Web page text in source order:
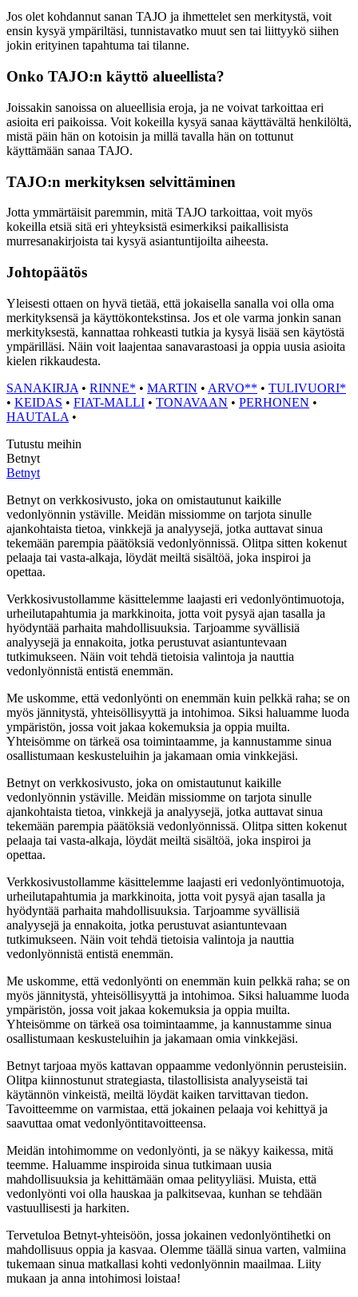
Jos olet kohdannut sanan TAJO ja ihmettelet sen merkitystä, voit
ensin kysyä ympäriltäsi, tunnistavatko muut sen tai liittyykö siihen
jokin erityinen tapahtuma tai tilanne.
Onko TAJO:n käyttö alueellista?
Joissakin sanoissa on alueellisia eroja, ja ne voivat tarkoittaa eri
asioita eri paikoissa. Voit kokeilla kysyä sanaa käyttävältä henkilöltä,
mistä päin hän on kotoisin ja millä tavalla hän on tottunut
käyttämään sanaa TAJO.
TAJO:n merkityksen selvittäminen
Jotta ymmärtäisit paremmin, mitä TAJO tarkoittaa, voit myös
kokeilla etsiä sitä eri yhteyksistä esimerkiksi paikallisista
murresanakirjoista tai kysyä asiantuntijoilta aiheesta.
Johtopäätös
Yleisesti ottaen on hyvä tietää, että jokaisella sanalla voi olla oma
merkityksensä ja käyttökontekstinsa. Jos et ole varma jonkin sanan
merkityksestä, kannattaa rohkeasti tutkia ja kysyä lisää sen käytöstä
ympärilläsi. Näin voit laajentaa sanavarastoasi ja oppia uusia asioita
kielen rikkaudesta.
SANAKIRJA • RINNE* • MARTIN • ARVO** • TULIVUORI*
• KEIDAS • FIAT-MALLI • TONAVAAN • PERHONEN •
HAUTALA •
Tutustu meihin
Betnyt
Betnyt
Betnyt on verkkosivusto, joka on omistautunut kaikille
vedonlyönnin ystäville. Meidän missiomme on tarjota sinulle
ajankohtaista tietoa, vinkkejä ja analyysejä, jotka auttavat sinua
tekemään parempia päätöksiä vedonlyönnissä. Olitpa sitten kokenut
pelaaja tai vasta-alkaja, löydät meiltä sisältöä, joka inspiroi ja
opettaa.
Verkkosivustollamme käsittelemme laajasti eri vedonlyöntimuotoja,
urheilutapahtumia ja markkinoita, jotta voit pysyä ajan tasalla ja
hyödyntää parhaita mahdollisuuksia. Tarjoamme syvällisiä
analyysejä ja ennakoita, jotka perustuvat asiantuntevaan
tutkimukseen. Näin voit tehdä tietoisia valintoja ja nauttia
vedonlyönnistä entistä enemmän.
Me uskomme, että vedonlyönti on enemmän kuin pelkkä raha; se on
myös jännitystä, yhteisöllisyyttä ja intohimoa. Siksi haluamme luoda
ympäristön, jossa voit jakaa kokemuksia ja oppia muilta.
Yhteisömme on tärkeä osa toimintaamme, ja kannustamme sinua
osallistumaan keskusteluihin ja jakamaan omia vinkkejäsi.
Betnyt on verkkosivusto, joka on omistautunut kaikille
vedonlyönnin ystäville. Meidän missiomme on tarjota sinulle
ajankohtaista tietoa, vinkkejä ja analyysejä, jotka auttavat sinua
tekemään parempia päätöksiä vedonlyönnissä. Olitpa sitten kokenut
pelaaja tai vasta-alkaja, löydät meiltä sisältöä, joka inspiroi ja
opettaa.
Verkkosivustollamme käsittelemme laajasti eri vedonlyöntimuotoja,
urheilutapahtumia ja markkinoita, jotta voit pysyä ajan tasalla ja
hyödyntää parhaita mahdollisuuksia. Tarjoamme syvällisiä
analyysejä ja ennakoita, jotka perustuvat asiantuntevaan
tutkimukseen. Näin voit tehdä tietoisia valintoja ja nauttia
vedonlyönnistä entistä enemmän.
Me uskomme, että vedonlyönti on enemmän kuin pelkkä raha; se on
myös jännitystä, yhteisöllisyyttä ja intohimoa. Siksi haluamme luoda
ympäristön, jossa voit jakaa kokemuksia ja oppia muilta.
Yhteisömme on tärkeä osa toimintaamme, ja kannustamme sinua
osallistumaan keskusteluihin ja jakamaan omia vinkkejäsi.
Betnyt tarjoaa myös kattavan oppaamme vedonlyönnin perusteisiin.
Olitpa kiinnostunut strategiasta, tilastollisista analyyseistä tai
käytännön vinkeistä, meiltä löydät kaiken tarvittavan tiedon.
Tavoitteemme on varmistaa, että jokainen pelaaja voi kehittyä ja
saavuttaa omat vedonlyöntitavoitteensa.
Meidän intohimomme on vedonlyönti, ja se näkyy kaikessa, mitä
teemme. Haluamme inspiroida sinua tutkimaan uusia
mahdollisuuksia ja kehittämään omaa pelityyliäsi. Muista, että
vedonlyönti voi olla hauskaa ja palkitsevaa, kunhan se tehdään
vastuullisesti ja harkiten.
Tervetuloa Betnyt-yhteisöön, jossa jokainen vedonlyöntihetki on
mahdollisuus oppia ja kasvaa. Olemme täällä sinua varten, valmiina
tukemaan sinua matkallasi kohti vedonlyönnin maailmaa. Liity
mukaan ja anna intohimosi loistaa!